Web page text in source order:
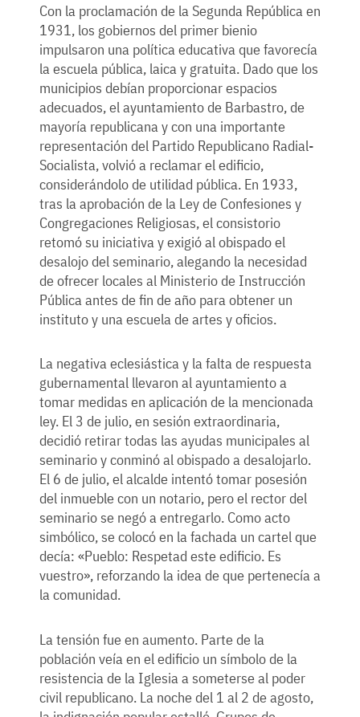
Con la proclamación de la Segunda República en
1931, los gobiernos del primer bienio
impulsaron una política educativa que favorecía
la escuela pública, laica y gratuita. Dado que los
municipios debían proporcionar espacios
adecuados, el ayuntamiento de Barbastro, de
mayoría republicana y con una importante
representación del Partido Republicano Radial-
Socialista, volvió a reclamar el edificio,
considerándolo de utilidad pública. En 1933,
tras la aprobación de la Ley de Confesiones y
Congregaciones Religiosas, el consistorio
retomó su iniciativa y exigió al obispado el
desalojo del seminario, alegando la necesidad
de ofrecer locales al Ministerio de Instrucción
Pública antes de fin de año para obtener un
instituto y una escuela de artes y oficios.
La negativa eclesiástica y la falta de respuesta
gubernamental llevaron al ayuntamiento a
tomar medidas en aplicación de la mencionada
ley. El 3 de julio, en sesión extraordinaria,
decidió retirar todas las ayudas municipales al
seminario y conminó al obispado a desalojarlo.
El 6 de julio, el alcalde intentó tomar posesión
del inmueble con un notario, pero el rector del
seminario se negó a entregarlo. Como acto
simbólico, se colocó en la fachada un cartel que
decía: «Pueblo: Respetad este edificio. Es
vuestro», reforzando la idea de que pertenecía a
la comunidad.
La tensión fue en aumento. Parte de la
población veía en el edificio un símbolo de la
resistencia de la Iglesia a someterse al poder
civil republicano. La noche del 1 al 2 de agosto,